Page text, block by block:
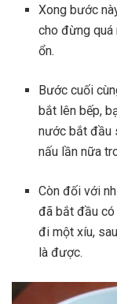
Xong bước
cho đừng quá
ổn.
Bước cuối
bắt lên bếp,
nước bắt đầu
nấu lần nữa
Còn đối với
đã bắt đầu có
đi một xíu,
là được.